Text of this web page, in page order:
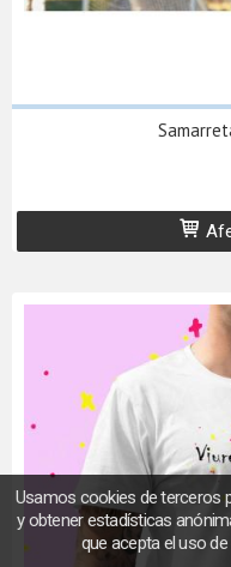
Usamos cookies de terceros
y obtener estadísticas
que acepta el uso